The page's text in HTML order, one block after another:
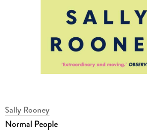
Sally Rooney
Normal People